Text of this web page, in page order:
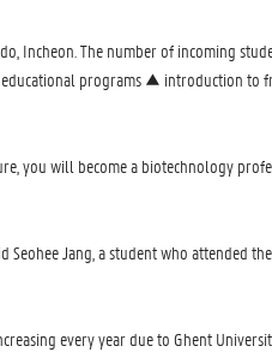
Incheon. The number of incoming
programs ▲ introduction to
you will become a biotechnology
Jang, a student who attended the
every year due to Ghent